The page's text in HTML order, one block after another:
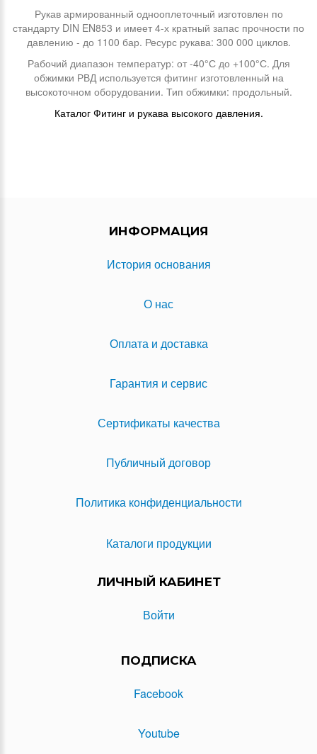
Рукав армированный однооплеточный изготовлен по
стандарту DIN EN853 и имеет 4-х кратный запас прочности по
давлению - до 1100 бар. Ресурс рукава: 300 000 циклов.
Рабочий диапазон температур: от -40°С до +100°С. Для
обжимки РВД используется фитинг изготовленный на
высокоточном оборудовании. Тип обжимки: продольный.
Каталог Фитинг и рукава высокого давления.
ИНФОРМАЦИЯ
История основания
О нас
Оплата и доставка
Гарантия и сервис
Сертификаты качества
Публичный договор
Политика конфиденциальности
Каталоги продукции
ЛИЧНЫЙ КАБИНЕТ
Войти
ПОДПИСКА
Facebook
Youtube